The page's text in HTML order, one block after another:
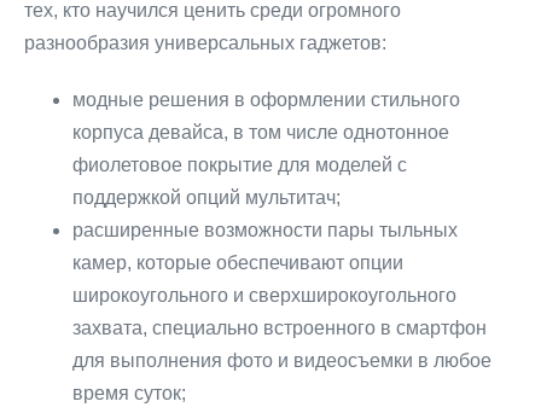
тех, кто научился ценить среди огромного
разнообразия универсальных гаджетов:
модные решения в оформлении стильного
корпуса девайса, в том числе однотонное
фиолетовое покрытие для моделей с
поддержкой опций мультитач;
расширенные возможности пары тыльных
камер, которые обеспечивают опции
широкоугольного и сверхширокоугольного
захвата, специально встроенного в смартфон
для выполнения фото и видеосъемки в любое
время суток;